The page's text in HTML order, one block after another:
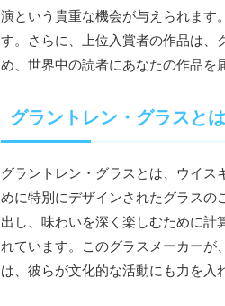
演という貴重な機会が与えられま
す。さらに、上位入賞者の作品は、
め、世界中の読者にあなたの作品を
グラントレン・グラスと
グラントレン・グラスとは、ウイス
めに特別にデザインされたグラスの
出し、味わいを深く楽しむために計
れています。このグラスメーカー
は、彼らが文化的な活動にも力を入